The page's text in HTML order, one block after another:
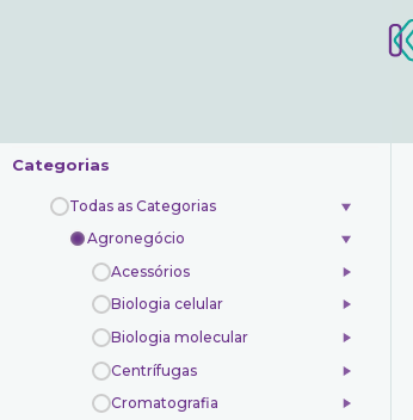
Categorias
Todas as Categorias
Agronegócio
Acessórios
Biologia celular
Biologia molecular
Centrífugas
Cromatografia